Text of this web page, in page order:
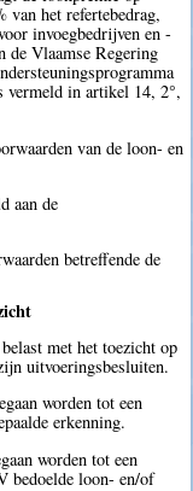
van het refertebedrag,
invoegbedrijven en -
de Vlaamse Regering
vermeld in artikel 14, 2°,
van de loon- en
aan de
betreffende de
met het toezicht op
uitvoeringsbesluiten.
worden tot een
erkenning.
worden tot een
bedoelde loon- en/of